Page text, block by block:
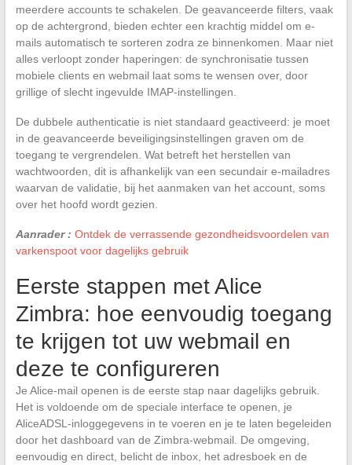
meerdere accounts te schakelen. De geavanceerde filters, vaak
op de achtergrond, bieden echter een krachtig middel om e-
mails automatisch te sorteren zodra ze binnenkomen. Maar niet
alles verloopt zonder haperingen: de synchronisatie tussen
mobiele clients en webmail laat soms te wensen over, door
grillige of slecht ingevulde IMAP-instellingen.
De dubbele authenticatie is niet standaard geactiveerd: je moet
in de geavanceerde beveiligingsinstellingen graven om de
toegang te vergrendelen. Wat betreft het herstellen van
wachtwoorden, dit is afhankelijk van een secundair e-mailadres
waarvan de validatie, bij het aanmaken van het account, soms
over het hoofd wordt gezien.
Aanrader : Ontdek de verrassende gezondheidsvoordelen van
varkenspoot voor dagelijks gebruik
Eerste stappen met Alice
Zimbra: hoe eenvoudig toegang
te krijgen tot uw webmail en
deze te configureren
Je Alice-mail openen is de eerste stap naar dagelijks gebruik.
Het is voldoende om de speciale interface te openen, je
AliceADSL-inloggegevens in te voeren en je te laten begeleiden
door het dashboard van de Zimbra-webmail. De omgeving,
eenvoudig en direct, belicht de inbox, het adresboek en de